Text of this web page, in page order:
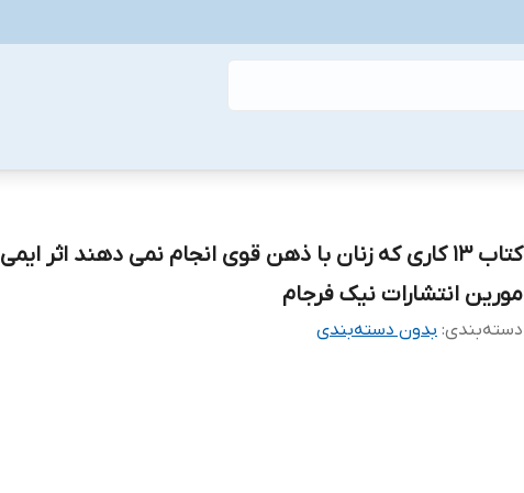
کتاب 13 کاری که زنان با ذهن قوی انجام نمی دهند اثر ایمی
مورین انتشارات نیک فرجام
دسته‌بندی: بدون دسته‌بندی